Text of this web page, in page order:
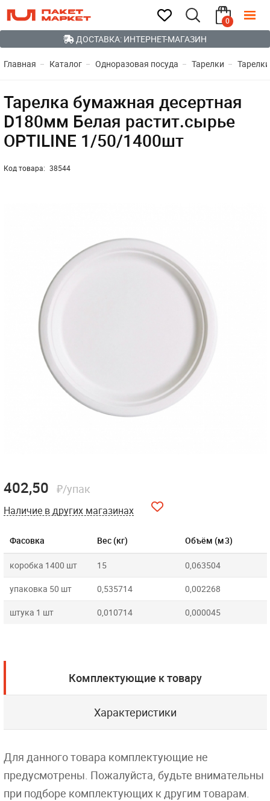
0
ДОСТАВКА: ИНТЕРНЕТ-МАГАЗИН
Главная Каталог Одноразовая посуда Тарелки
Тарелка бумажная десертная
D180мм Белая растит.сырье
OPTILINE 1/50/1400шт
Код товара: 38544
Фасовка Вес (кг) Объём (м3)
коробка 1400 шт 15 0,063504
упаковка 50 шт 0,535714 0,002268
штука 1 шт 0,010714 0,000045
402,50 ₽/упак
Наличие в других магазинах
Комплектующие к товару
Характеристики
Для данного товара комплектующие не
предусмотрены. Пожалуйста, будьте внимательны
при подборе комплектующих к другим товарам.